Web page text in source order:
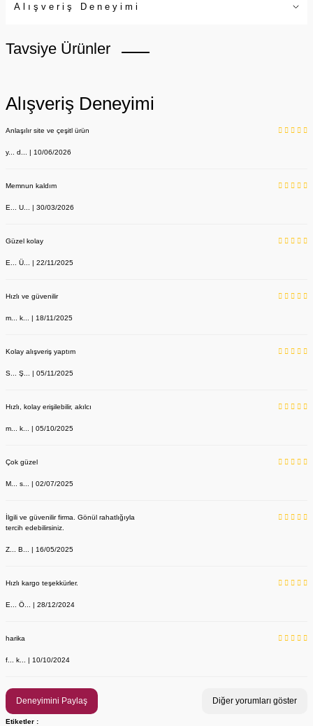
Alışveriş Deneyimi
Tavsiye Ürünler
YENİ ÜRÜN
Labor Medikal Tekstil
199,00 TL
Alışveriş Deneyimi
Anlaşılır site ve çeşitl ürün
y... d... | 10/06/2026
Memnun kaldım
E... U... | 30/03/2026
Güzel kolay
E... Ü... | 22/11/2025
Hızlı ve güvenilir
m... k... | 18/11/2025
Kolay alışveriş yaptım
S... Ş... | 05/11/2025
Hızlı, kolay erişilebilir, akılcı
m... k... | 05/10/2025
Çok güzel
M... s... | 02/07/2025
İlgili ve güvenilir firma. Gönül rahatlığıyla
tercih edebilirsiniz.
Z... B... | 16/05/2025
Hızlı kargo teşekkürler.
E... Ö... | 28/12/2024
harika
f... k... | 10/10/2024
Deneyimini Paylaş Diğer yorumları göster
Etiketler :